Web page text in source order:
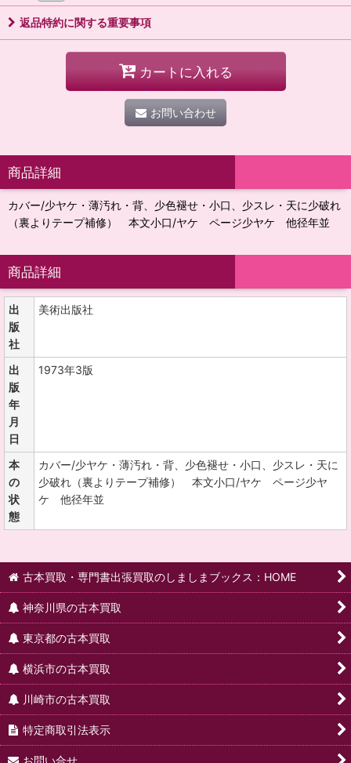
返品特約に関する重要事項
カートに入れる
お問い合わせ
商品詳細
カバー/少ヤケ・薄汚れ・背、少色褪せ・小口、少スレ・天に少破れ
（裏よりテープ補修） 本文小口/ヤケ ページ少ヤケ 他径年並
商品詳細
出
版
社
美術出版社
出
版
年
月
日
1973年3版
本
の
状
態
カバー/少ヤケ・薄汚れ・背、少色褪せ・小口、少スレ・天に
少破れ（裏よりテープ補修） 本文小口/ヤケ ページ少ヤ
ケ 他径年並
古本買取・専門書出張買取のしましまブックス：HOME
神奈川県の古本買取
東京都の古本買取
横浜市の古本買取
川崎市の古本買取
特定商取引法表示
お問い合せ